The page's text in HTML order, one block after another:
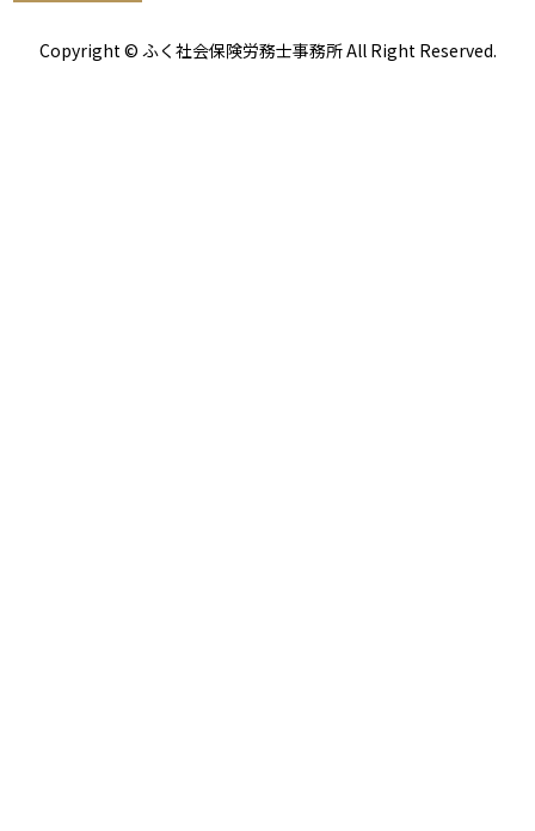
Copyright © ふく社会保険労務士事務所 All Right Reserved.